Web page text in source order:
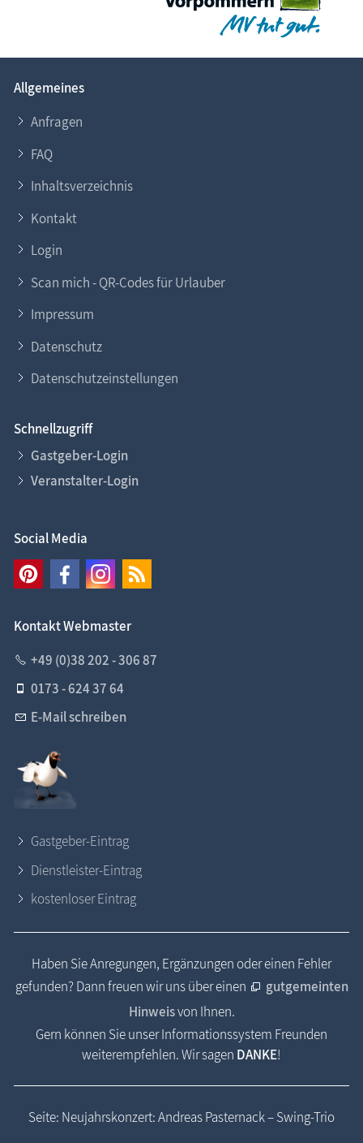
Allgemeines
Anfragen
FAQ
Inhaltsverzeichnis
Kontakt
Login
Scan mich - QR-Codes für Urlauber
Impressum
Datenschutz
Datenschutzeinstellungen
Schnellzugriff
Gastgeber-Login
Veranstalter-Login
Social Media
Kontakt Webmaster
+49 (0)38 202 - 306 87
0173 - 624 37 64
E-Mail schreiben
Gastgeber-Eintrag
Dienstleister-Eintrag
kostenloser Eintrag
Haben Sie Anregungen, Ergänzungen oder einen Fehler
gefunden? Dann freuen wir uns über einen
gutgemeinten
Hinweisvon Ihnen.
Gern können Sie unser Informationssystem Freunden
weiterempfehlen. Wir sagen DANKE!
Seite: Neujahrskonzert: Andreas Pasternack – Swing-Trio